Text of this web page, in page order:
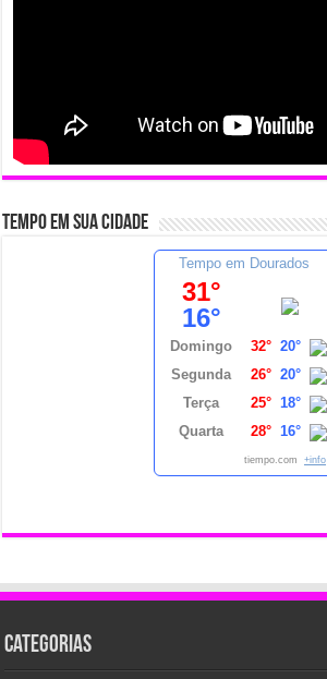
Tempo em sua cidade
Tempo em Dourados
31°
16°
Domingo 32° 20°
Segunda
26° 20°
Terça
25° 18°
Quarta
28° 16°
tiempo.com +info
Categorias